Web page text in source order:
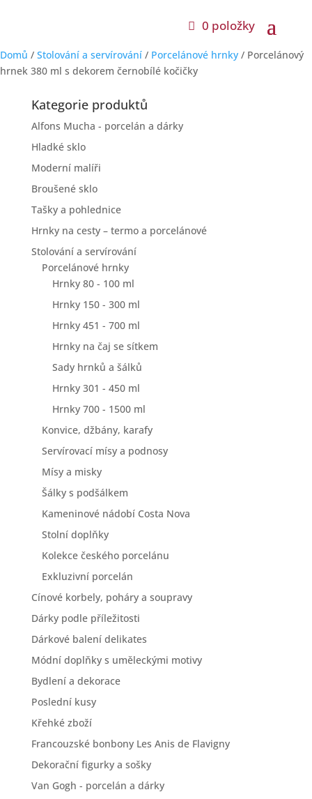
0 položky
Domů / Stolování a servírování / Porcelánové hrnky / Porcelánový
hrnek 380 ml s dekorem černobílé kočičky
Kategorie produktů
Alfons Mucha - porcelán a dárky
Hladké sklo
Moderní malíři
Broušené sklo
Tašky a pohlednice
Hrnky na cesty – termo a porcelánové
Stolování a servírování
Porcelánové hrnky
Hrnky 80 - 100 ml
Hrnky 150 - 300 ml
Hrnky 451 - 700 ml
Hrnky na čaj se sítkem
Sady hrnků a šálků
Hrnky 301 - 450 ml
Hrnky 700 - 1500 ml
Konvice, džbány, karafy
Servírovací mísy a podnosy
Mísy a misky
Šálky s podšálkem
Kameninové nádobí Costa Nova
Stolní doplňky
Kolekce českého porcelánu
Exkluzivní porcelán
Cínové korbely, poháry a soupravy
Dárky podle příležitosti
Dárkové balení delikates
Módní doplňky s uměleckými motivy
Bydlení a dekorace
Poslední kusy
Křehké zboží
Francouzské bonbony Les Anis de Flavigny
Dekorační figurky a sošky
Van Gogh - porcelán a dárky